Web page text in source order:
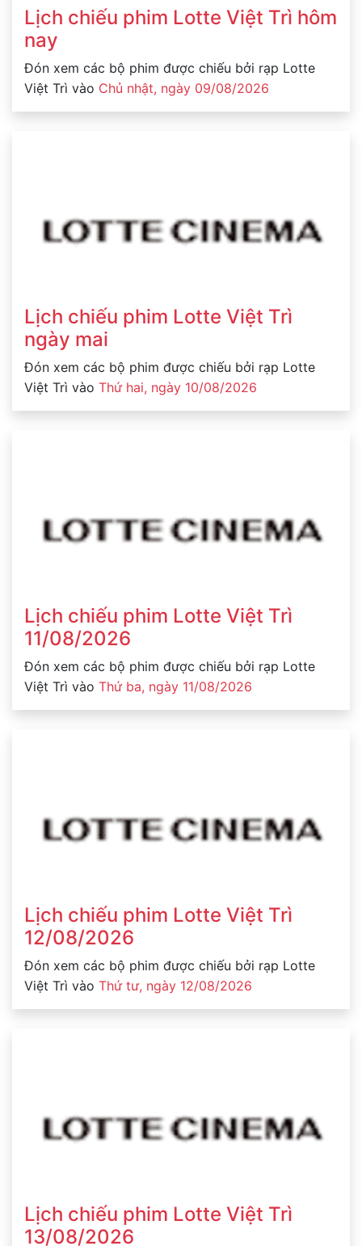
Lịch chiếu phim Lotte Việt Trì hôm
nay
Đón xem các bộ phim được chiếu bởi rạp Lotte
Việt Trì vào Chủ nhật, ngày 09/08/2026
Lịch chiếu phim Lotte Việt Trì
ngày mai
Đón xem các bộ phim được chiếu bởi rạp Lotte
Việt Trì vào Thứ hai, ngày 10/08/2026
Lịch chiếu phim Lotte Việt Trì
11/08/2026
Đón xem các bộ phim được chiếu bởi rạp Lotte
Việt Trì vào Thứ ba, ngày 11/08/2026
Lịch chiếu phim Lotte Việt Trì
12/08/2026
Đón xem các bộ phim được chiếu bởi rạp Lotte
Việt Trì vào Thứ tư, ngày 12/08/2026
Lịch chiếu phim Lotte Việt Trì
13/08/2026